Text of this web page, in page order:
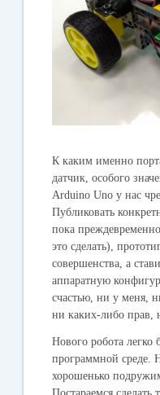
К каким именно
датчик, особого
Arduino Uno у нас
Публиковать
пока
это сделать),
совершенства, а
аппаратную
счастью, ни у меня,
ни каких-либо прав,
Нового робота легко
программной среде.
хорошенько